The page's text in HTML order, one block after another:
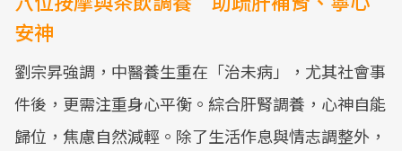
安神
劉宗昇強調，中醫養生重在「治未病」，尤其社會事
件後，更需注重身心平衡。綜合肝腎調養，心神自能
歸位，焦慮自然減輕。除了生活作息與情志調整外，